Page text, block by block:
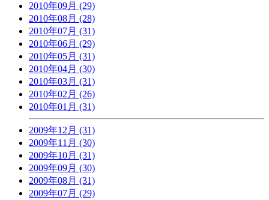
2010年09月 (29)
2010年08月 (28)
2010年07月 (31)
2010年06月 (29)
2010年05月 (31)
2010年04月 (30)
2010年03月 (31)
2010年02月 (26)
2010年01月 (31)
2009年12月 (31)
2009年11月 (30)
2009年10月 (31)
2009年09月 (30)
2009年08月 (31)
2009年07月 (29)